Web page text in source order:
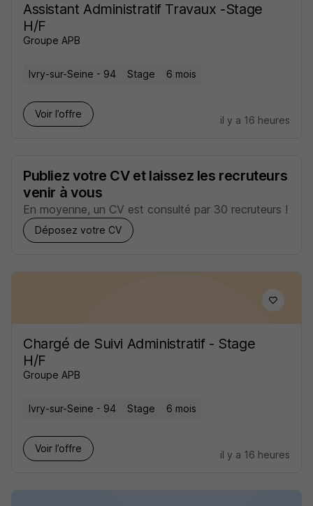
Assistant Administratif Travaux -Stage
H/F
Groupe APB
Ivry-sur-Seine - 94 Stage 6 mois
Voir l’offre
il y a 16 heures
Publiez votre CV et laissez les recruteurs
venir à vous
En moyenne, un CV est consulté par 30 recruteurs !
Déposez votre CV
Chargé de Suivi Administratif - Stage
H/F
Groupe APB
Ivry-sur-Seine - 94 Stage 6 mois
Voir l’offre
il y a 16 heures